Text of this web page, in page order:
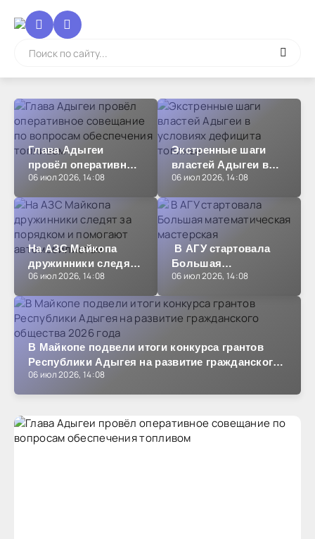
Глава Адыгеи
провёл оперативное
совещание по
обеспечения
топливом
06 июл 2026, 14:08
Экстренные шаги
властей Адыгеи в
условиях дефицита
06 июл 2026, 14:08
На АЗС Майкопа
дружинники следят
за порядком и
автомобилистам
06 июл 2026, 14:08
В АГУ стартовала
Большая
математическая
06 июл 2026, 14:08
В Майкопе подвели итоги конкурса грантов
Республики Адыгея на развитие гражданского
общества 2026 года
06 июл 2026, 14:08